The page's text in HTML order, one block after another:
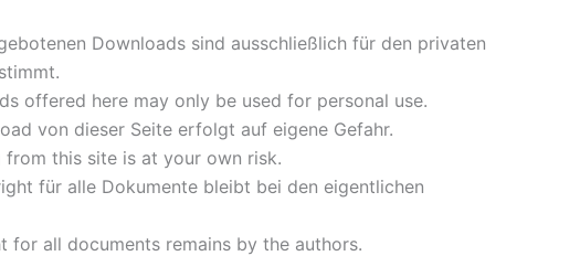
Downloads sind ausschließlich für den privaten
offered here may only be used for personal use.
von dieser Seite erfolgt auf eigene Gefahr.
from this site is at your own risk.
für alle Dokumente bleibt bei den eigentlichen
for all documents remains by the authors.